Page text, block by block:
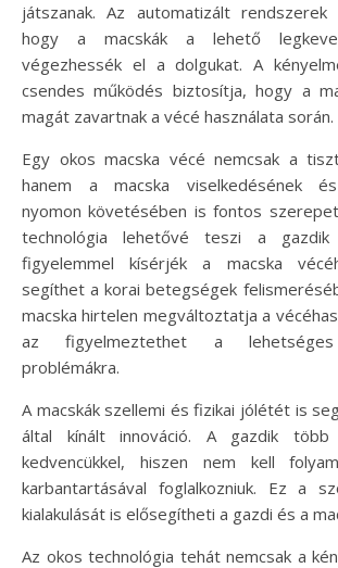
játszanak. Az automatizált
hogy a macskák a lehető
végezhessék el a dolgukat. A
csendes működés biztosítja, hogy a
magát zavartnak a vécé használata során.
Egy okos macska vécé nemcsak a
hanem a macska viselkedésének
nyomon követésében is fontos
technológia lehetővé teszi a gazdik
figyelemmel kísérjék a macska
segíthet a korai betegségek
macska hirtelen megváltoztatja a
az figyelmeztethet a lehetséges
problémákra.
A macskák szellemi és fizikai jólétét is
által kínált innováció. A gazdik
kedvencükkel, hiszen nem kell
karbantartásával foglalkozniuk. Ez a
kialakulását is elősegítheti a gazdi és a
Az okos technológia tehát nemcsak a